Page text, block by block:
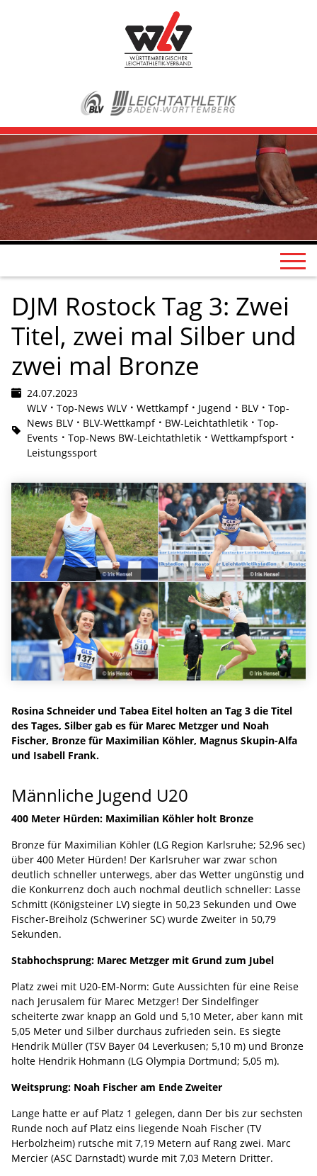
DJM Rostock Tag 3: Zwei
Titel, zwei mal Silber und
zwei mal Bronze
24.07.2023
WLV
Top-News WLV Wettkampf Jugend BLV
Top-
News BLV
BLV-Wettkampf BW-Leichtathletik
Top-
Events
Top-News BW-Leichtathletik
Wettkampfsport
Leistungssport
Rosina Schneider und Tabea Eitel holten an Tag 3 die Titel
des Tages, Silber gab es für Marec Metzger und Noah
Fischer, Bronze für Maximilian Köhler, Magnus Skupin-Alfa
und Isabell Frank.
Männliche Jugend U20
400 Meter Hürden: Maximilian Köhler holt Bronze
Bronze für Maximilian Köhler (LG Region Karlsruhe; 52,96 sec)
über 400 Meter Hürden! Der Karlsruher war zwar schon
deutlich schneller unterwegs, aber das Wetter ungünstig und
die Konkurrenz doch auch nochmal deutlich schneller: Lasse
Schmitt (Königsteiner LV) siegte in 50,23 Sekunden und Owe
Fischer-Breiholz (Schweriner SC) wurde Zweiter in 50,79
Sekunden.
Stabhochsprung: Marec Metzger mit Grund zum Jubel
Platz zwei mit U20-EM-Norm: Gute Aussichten für eine Reise
nach Jerusalem für Marec Metzger! Der Sindelfinger
scheiterte zwar knapp an Gold und 5,10 Meter, aber kann mit
5,05 Meter und Silber durchaus zufrieden sein. Es siegte
Hendrik Müller (TSV Bayer 04 Leverkusen; 5,10 m) und Bronze
holte Hendrik Hohmann (LG Olympia Dortmund; 5,05 m).
Weitsprung: Noah Fischer am Ende Zweiter
Lange hatte er auf Platz 1 gelegen, dann Der bis zur sechsten
Runde noch auf Platz eins liegende Noah Fischer (TV
Herbolzheim) rutsche mit 7,19 Metern auf Rang zwei. Marc
Mercier (ASC Darnstadt) wurde mit 7,03 Metern Dritter.